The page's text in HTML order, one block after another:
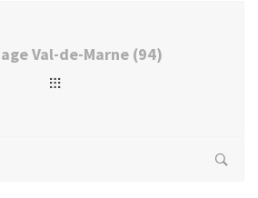
Val-de-Marne (94)